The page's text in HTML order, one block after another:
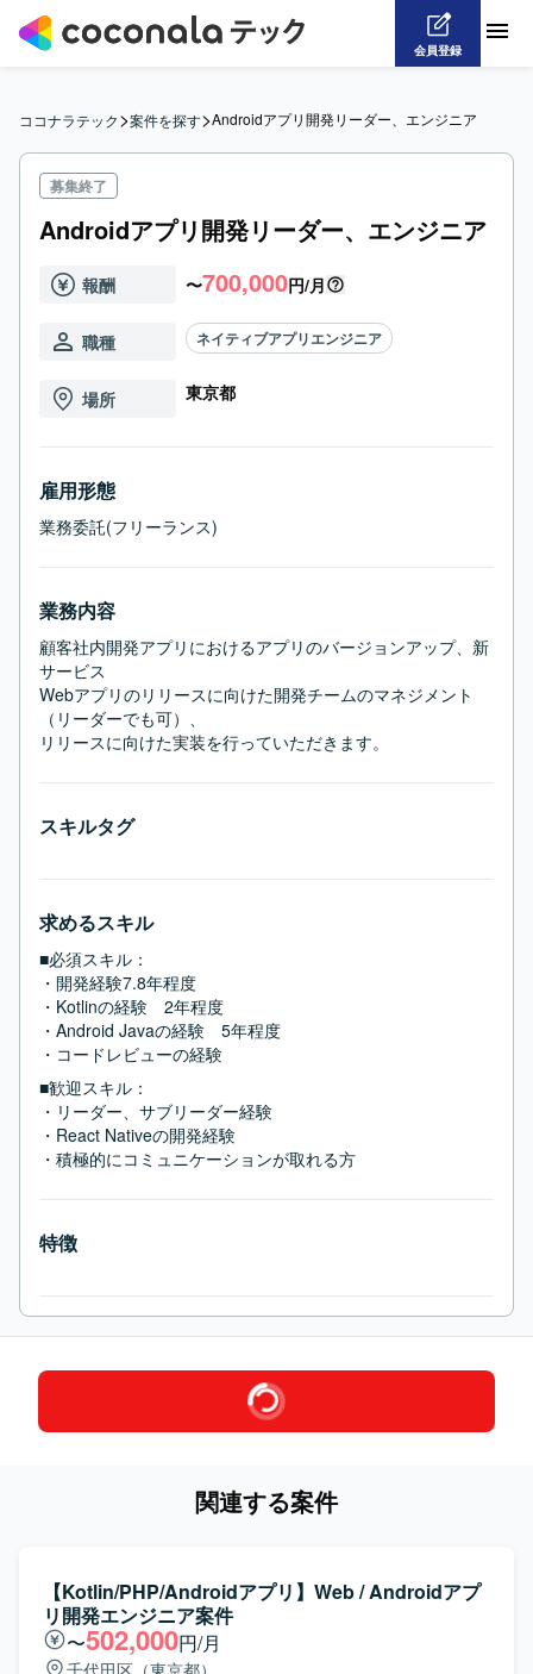
会員登録
ココナラテック>案件を探す>Androidアプリ開発リーダー、エンジニア
募集終了
Androidアプリ開発リーダー、エンジニア
報酬 〜700,000円/月
職種 ネイティブアプリエンジニア
場所 東京都
雇用形態
業務委託(フリーランス)
業務内容
顧客社内開発アプリにおけるアプリのバージョンアップ、新
サービス
Webアプリのリリースに向けた開発チームのマネジメント
（リーダーでも可）、
リリースに向けた実装を行っていただきます。
スキルタグ
求めるスキル
■必須スキル：
・開発経験7.8年程度
・Kotlinの経験　2年程度
・Android Javaの経験　5年程度
・コードレビューの経験
■歓迎スキル：
・リーダー、サブリーダー経験
・React Nativeの開発経験
・積極的にコミュニケーションが取れる方
特徴
関連する案件
【Kotlin/PHP/Androidアプリ】Web / Androidアプ
リ開発エンジニア案件
〜502,000円/月
千代田区（東京都）